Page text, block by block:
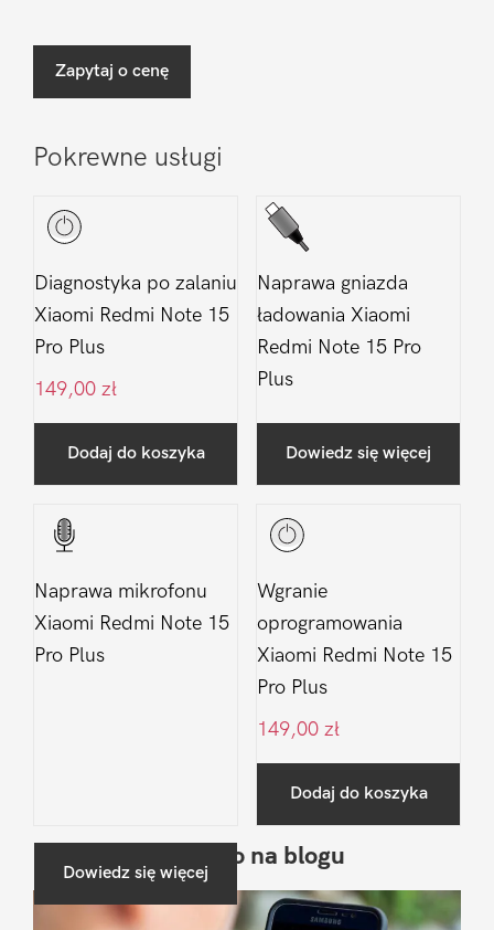
Zapytaj o cenę
Pokrewne usługi
Diagnostyka po zalaniu
Xiaomi Redmi Note 15
Pro Plus
149,00 zł
Dodaj do koszyka
Naprawa gniazda
ładowania Xiaomi
Redmi Note 15 Pro
Plus
Dowiedz się więcej
Naprawa mikrofonu
Xiaomi Redmi Note 15
Pro Plus
Dowiedz się więcej
Wgranie
oprogramowania
Xiaomi Redmi Note 15
Pro Plus
149,00 zł
Dodaj do koszyka
Pierwszy
Sidebar
Ostatnio na blogu